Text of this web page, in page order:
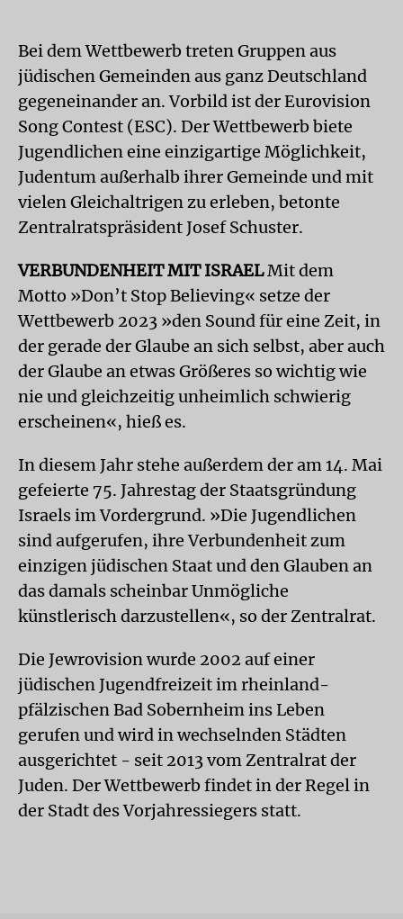
Bei dem Wettbewerb treten Gruppen aus
jüdischen Gemeinden aus ganz Deutschland
gegeneinander an. Vorbild ist der Eurovision
Song Contest (ESC). Der Wettbewerb biete
Jugendlichen eine einzigartige Möglichkeit,
Judentum außerhalb ihrer Gemeinde und mit
vielen Gleichaltrigen zu erleben, betonte
Zentralratspräsident Josef Schuster.
VERBUNDENHEIT MIT ISRAELMit dem
Motto »Don’t Stop Believing« setze der
Wettbewerb 2023 »den Sound für eine Zeit, in
der gerade der Glaube an sich selbst, aber auch
der Glaube an etwas Größeres so wichtig wie
nie und gleichzeitig unheimlich schwierig
erscheinen«, hieß es.
In diesem Jahr stehe außerdem der am 14. Mai
gefeierte 75. Jahrestag der Staatsgründung
Israels im Vordergrund. »Die Jugendlichen
sind aufgerufen, ihre Verbundenheit zum
einzigen jüdischen Staat und den Glauben an
das damals scheinbar Unmögliche
künstlerisch darzustellen«, so der Zentralrat.
Die Jewrovision wurde 2002 auf einer
jüdischen Jugendfreizeit im rheinland-
pfälzischen Bad Sobernheim ins Leben
gerufen und wird in wechselnden Städten
ausgerichtet - seit 2013 vom Zentralrat der
Juden. Der Wettbewerb findet in der Regel in
der Stadt des Vorjahressiegers statt.